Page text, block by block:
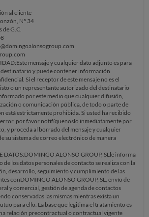
al cliente
Nº 34
de G.C.
mensaje y cualquier dato adjunto es para
y puede contener información
Si el receptor de este mensaje no es el
o un representante autorizado del destinatario
por este medio que cualquier difusión,
o comunicación pública, de todo o parte de
está estrictamente prohibida. Si usted ha recibido
error, por favor notifíquenoslo inmediatamente por
y proceda al borrado del mensaje y cualquier
su sistema de correo electrónico de manera
DATOS:DOMINGO ALONSO GROUP, SLle informa
de los datos personales de contacto se realiza con la
desarrollo, seguimiento y cumplimiento de las
conDOMINGO ALONSO GROUP, SL, envío de
y comercial, gestión de agenda de contactos
conservadas las mismas mientras exista un
para ello. La base que legitima el tratamiento es
relación precontractual o contractual vigente